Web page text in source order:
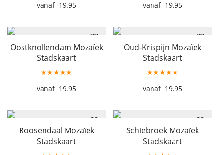
19.95
19.95
Oostknollendam Mozaïek
Stadskaart
★★★★★
19.95
Oud-Krispijn Mozaïek
Stadskaart
★★★★★
19.95
Roosendaal Mozaïek
Stadskaart
Schiebroek Mozaïek
Stadskaart